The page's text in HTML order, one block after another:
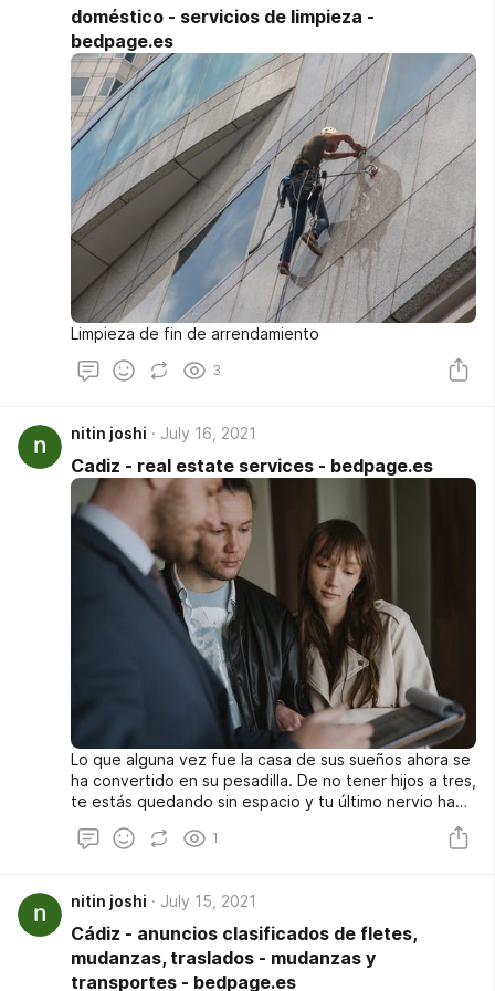
restaurante, más personal pertenece a cada
departamento y más gerentes manejan el personal de
cada departamento. En esta configuración, los
jugadores pequeños (camareros, camareros de bar,
ayudante de autobús, aparcacoches y similares) son
los protagonistas. Su puesto...
doméstico - servicios de limpieza -
bedpage.es
Limpieza de fin de arrendamiento
3
nitin joshi July 16, 2021
Cadiz - real estate services - bedpage.es
Lo que alguna vez fue la casa de sus sueños ahora se
ha convertido en su pesadilla. De no tener hijos a tres,
te estás quedando sin espacio y tu último nervio ha
sido desgastado por el hámster de Jr que ha estado
fuera de su jaula durante la última semana. Martillo en
allí, solo para hacerle saber que tiene otras opciones?
1
nitin joshi July 15, 2021
Cádiz - anuncios clasificados de fletes,
mudanzas, traslados - mudanzas y
transportes - bedpage.es